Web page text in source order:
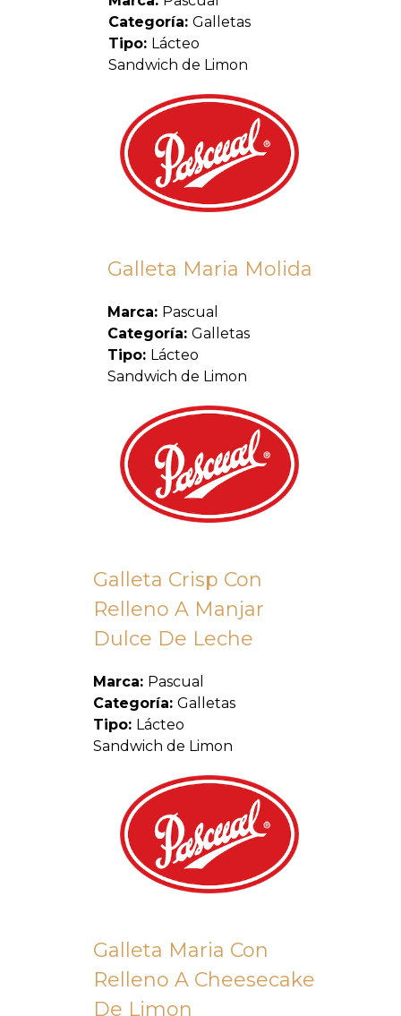
Categoría: Galletas
Tipo: Lácteo
Sandwich de Limon
Galleta Maria Molida
Marca: Pascual
Categoría: Galletas
Tipo: Lácteo
Sandwich de Limon
Galleta Crisp Con
Relleno A Manjar
Dulce De Leche
Marca: Pascual
Categoría: Galletas
Tipo: Lácteo
Sandwich de Limon
Galleta Maria Con
Relleno A Cheesecake
De Limon